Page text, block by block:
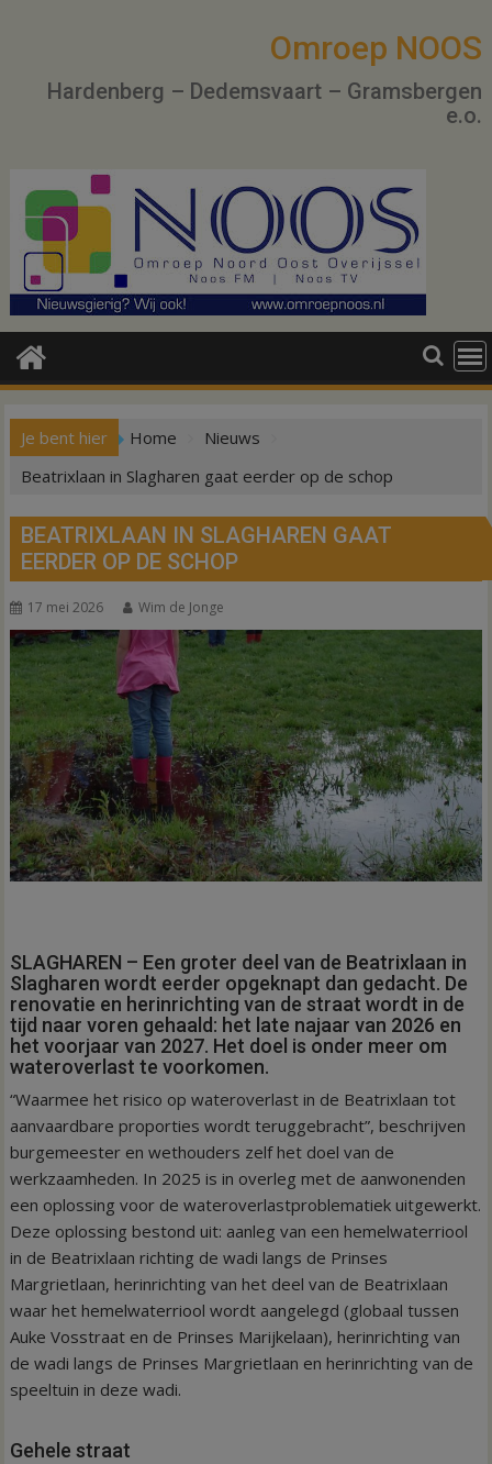
Omroep NOOS
Hardenberg – Dedemsvaart – Gramsbergen
e.o.
Je bent hier Home
Nieuws
Beatrixlaan in Slagharen gaat eerder op de schop
BEATRIXLAAN IN SLAGHAREN GAAT
EERDER OP DE SCHOP
17 mei 2026 Wim de Jonge
SLAGHAREN – Een groter deel van de Beatrixlaan in
Slagharen wordt eerder opgeknapt dan gedacht. De
renovatie en herinrichting van de straat wordt in de
tijd naar voren gehaald: het late najaar van 2026 en
het voorjaar van 2027. Het doel is onder meer om
wateroverlast te voorkomen.
“Waarmee het risico op wateroverlast in de Beatrixlaan tot
aanvaardbare proporties wordt teruggebracht”, beschrijven
burgemeester en wethouders zelf het doel van de
werkzaamheden. In 2025 is in overleg met de aanwonenden
een oplossing voor de wateroverlastproblematiek uitgewerkt.
Deze oplossing bestond uit: aanleg van een hemelwaterriool
in de Beatrixlaan richting de wadi langs de Prinses
Margrietlaan, herinrichting van het deel van de Beatrixlaan
waar het hemelwaterriool wordt aangelegd (globaal tussen
Auke Vosstraat en de Prinses Marijkelaan), herinrichting van
de wadi langs de Prinses Margrietlaan en herinrichting van de
speeltuin in deze wadi.
Gehele straat